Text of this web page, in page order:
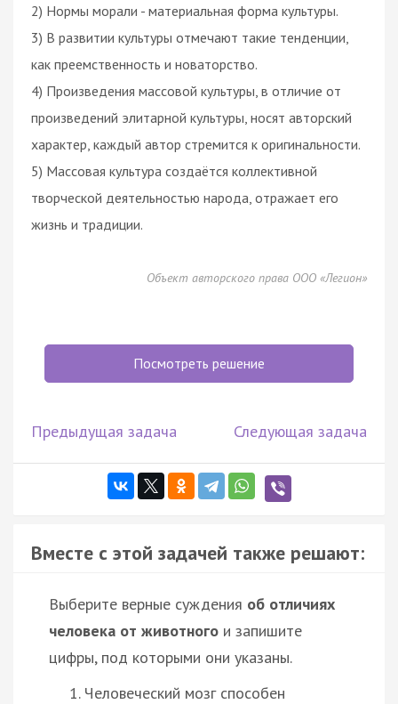
2) Нормы морали - материальная форма культуры.
3) В развитии культуры отмечают такие тенденции,
как преемственность и новаторство.
4) Произведения массовой культуры, в отличие от
произведений элитарной культуры, носят авторский
характер, каждый автор стремится к оригинальности.
5) Массовая культура создаётся коллективной
творческой деятельностью народа, отражает его
жизнь и традиции.
Объект авторского права ООО «Легион»
Посмотреть решение
Предыдущая задача Следующая задача
Вместе с этой задачей также решают:
Выберите верные суждения об отличиях
человека от животного и запишите
цифры, под которыми они указаны.
Человеческий мозг способен